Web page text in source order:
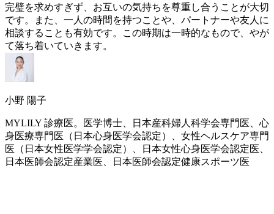
完璧を求めすぎず、お互いの気持ちを尊重し合うことが大切
です。また、一人の時間を持つことや、パートナーや友人に
相談することも有効です。この時期は一時的なもので、やが
て落ち着いていきます。
小野 陽子
MYLILY 診療医。医学博士、日本産科婦人科学会専門医、心
身医療専門医（日本心身医学会認定）、女性ヘルスケア専門
医（日本女性医学学会認定）、日本女性心身医学会認定医、
日本医師会認定産業医、日本医師会認定健康スポーツ医